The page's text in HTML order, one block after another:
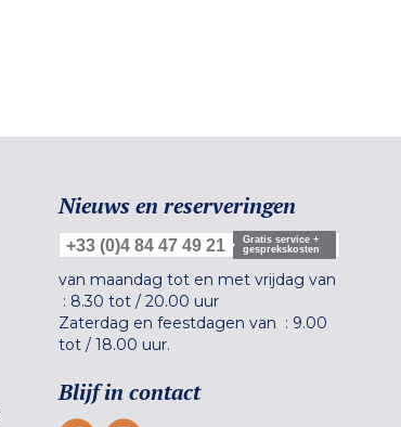
Nieuws en reserveringen
+33 (0)4 84 47 49 21
Gratis service +
gesprekskosten
van maandag tot en met vrijdag van
: 8.30 tot / 20.00 uur
Zaterdag en feestdagen van : 9.00
tot / 18.00 uur.
Blijf in contact